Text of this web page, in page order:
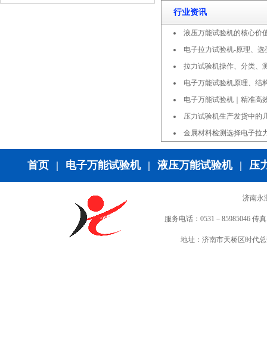
行业资讯
液压万能试验机的核心价
电子拉力试验机-原理、选
拉力试验机操作、分类、
电子万能试验机原理、结
电子万能试验机｜精准高
压力试验机生产发货中的
金属材料检测选择电子拉
首页 | 电子万能试验机 | 液压万能试验机 | 压
济南永
服务电话：0531－85985046 传
地址：济南市天桥区时代